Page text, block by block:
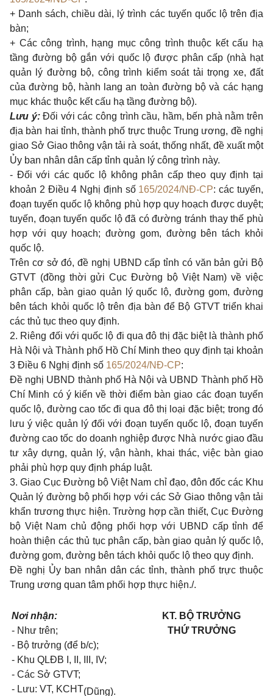
+ Danh sách, chiều dài, lý trình các tuyến quốc lộ trên địa
bàn;
+ Các công trình, hạng mục công trình thuộc kết cấu hạ
tầng đường bộ gắn với quốc lộ được phân cấp (nhà hạt
quản lý đường bộ, công trình kiểm soát tải trọng xe, đất
của đường bộ, hành lang an toàn đường bộ và các hạng
mục khác thuộc kết cấu hạ tầng đường bộ).
Lưu ý:Đối với các công trình cầu, hầm, bến phà nằm trên
địa bàn hai tỉnh, thành phố trực thuộc Trung ương, đề nghị
giao Sở Giao thông vận tải rà soát, thống nhất, đề xuất một
Ủy ban nhân dân cấp tỉnh quản lý công trình này.
- Đối với các quốc lộ không phân cấp theo quy định tại
khoản 2 Điều 4 Nghị định số 165/2024/NĐ-CP: các tuyến,
đoạn tuyến quốc lộ không phù hợp quy hoạch được duyệt;
tuyến, đoạn tuyến quốc lộ đã có đường tránh thay thế phù
hợp với quy hoạch; đường gom, đường bên tách khỏi
quốc lộ.
Trên cơ sở đó, đề nghị UBND cấp tỉnh có văn bản gửi Bộ
GTVT (đồng thời gửi Cục Đường bộ Việt Nam) về việc
phân cấp, bàn giao quản lý quốc lộ, đường gom, đường
bên tách khỏi quốc lộ trên địa bàn để Bộ GTVT triển khai
các thủ tục theo quy định.
2. Riêng đối với quốc lộ đi qua đô thị đặc biệt là thành phố
Hà Nội và Thành phố Hồ Chí Minh theo quy định tại khoản
3 Điều 6 Nghị định số 165/2024/NĐ-CP:
Đề nghị UBND thành phố Hà Nội và UBND Thành phố Hồ
Chí Minh có ý kiến về thời điểm bàn giao các đoạn tuyến
quốc lộ, đường cao tốc đi qua đô thị loại đặc biệt; trong đó
lưu ý việc quản lý đối với đoạn tuyến quốc lộ, đoạn tuyến
đường cao tốc do doanh nghiệp được Nhà nước giao đầu
tư xây dựng, quản lý, vận hành, khai thác, việc bàn giao
phải phù hợp quy định pháp luật.
3. Giao Cục Đường bộ Việt Nam chỉ đạo, đôn đốc các Khu
Quản lý đường bộ phối hợp với các Sở Giao thông vận tải
khẩn trương thực hiện. Trường hợp cần thiết, Cục Đường
bộ Việt Nam chủ động phối hợp với UBND cấp tỉnh để
hoàn thiện các thủ tục phân cấp, bàn giao quản lý quốc lộ,
đường gom, đường bên tách khỏi quốc lộ theo quy định.
Đề nghị Ủy ban nhân dân các tỉnh, thành phố trực thuộc
Trung ương quan tâm phối hợp thực hiện./.
Nơi nhận:
- Như trên;
- Bộ trưởng (để b/c);
- Khu QLĐB I, II, III, IV;
- Các Sở GTVT;
- Lưu: VT, KCHT(Dũng).
KT. BỘ TRƯỞNG
THỨ TRƯỞNG